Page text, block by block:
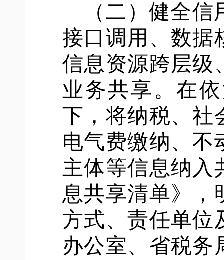
（二）健全
接口调用、数据
信息资源跨层级
业务共享。在
下，将纳税、社
电气费缴纳、不
主体等信息纳入
息共享清单》，
方式、责任单位
办公室、省税务